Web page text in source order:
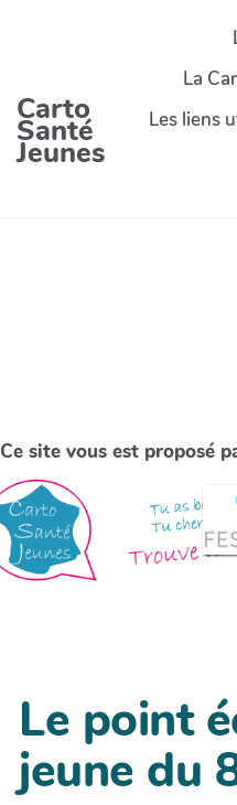
Carto
Santé
Jeunes
La
Les liens
Ce site vous est proposé
Le point
jeune du